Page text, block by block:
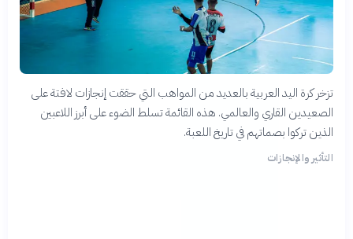
تزخر كرة اليد العربية بالعديد من المواهب التي حققت إنجازات لافتة على
الصعيدين القاري والعالمي. هذه القائمة تسلط الضوء على أبرز اللاعبين
الذين تركوا بصماتهم في تاريخ اللعبة.
التأثير والإنجازات